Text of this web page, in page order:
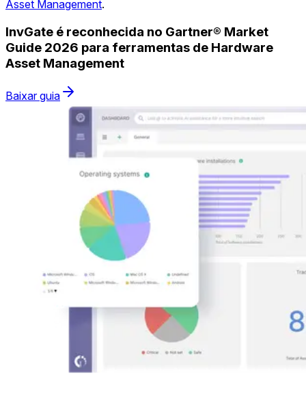
Asset Management.
InvGate é reconhecida no Gartner® Market
Guide 2026 para ferramentas de Hardware
Asset Management
Baixar guia